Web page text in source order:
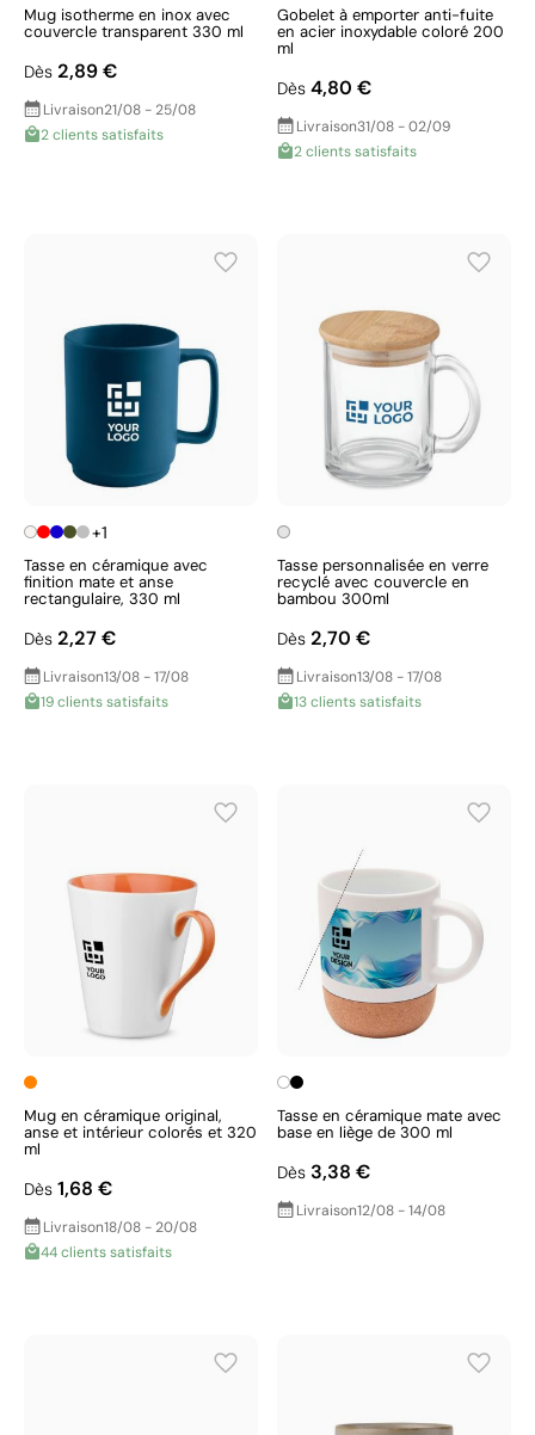
Mug isotherme en inox avec
couvercle transparent 330 ml
Dès 2,89 €
Livraison21/08 - 25/08
2 clients satisfaits
Gobelet à emporter anti-fuite
en acier inoxydable coloré 200
ml
Dès 4,80 €
Livraison31/08 - 02/09
2 clients satisfaits
+1
Tasse en céramique avec
finition mate et anse
rectangulaire, 330 ml
Dès 2,27 €
Livraison13/08 - 17/08
19 clients satisfaits
Tasse personnalisée en verre
recyclé avec couvercle en
bambou 300ml
Dès 2,70 €
Livraison13/08 - 17/08
13 clients satisfaits
Mug en céramique original,
anse et intérieur colorés et 320
ml
Dès 1,68 €
Livraison18/08 - 20/08
44 clients satisfaits
Tasse en céramique mate avec
base en liège de 300 ml
Dès 3,38 €
Livraison12/08 - 14/08